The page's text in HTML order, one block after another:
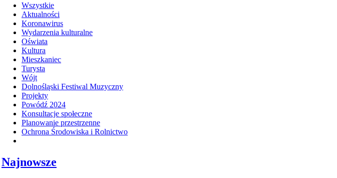
Wszystkie
Aktualności
Koronawirus
Wydarzenia kulturalne
Oświata
Kultura
Mieszkaniec
Turysta
Wójt
Dolnośląski Festiwal Muzyczny
Projekty
Powódź 2024
Konsultacje społeczne
Planowanie przestrzenne
Ochrona Środowiska i Rolnictwo
Najnowsze